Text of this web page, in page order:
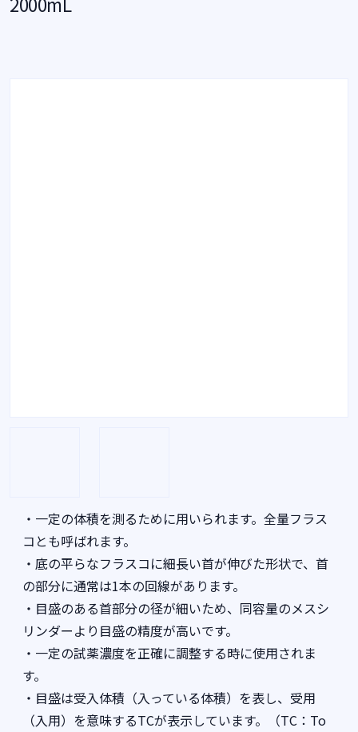
・一定の体積を測るために用いられます。全量フラス
コとも呼ばれます。
・底の平らなフラスコに細長い首が伸びた形状で、首
の部分に通常は1本の回線があります。
・目盛のある首部分の径が細いため、同容量のメスシ
リンダーより目盛の精度が高いです。
・一定の試薬濃度を正確に調整する時に使用されま
す。
・目盛は受入体積（入っている体積）を表し、受用
（入用）を意味するTCが表示しています。（TC：To